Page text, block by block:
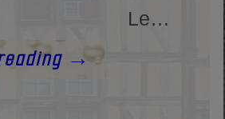
Le…
→